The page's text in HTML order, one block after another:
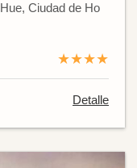
Ciudad de Ho
★★★★
Detalle